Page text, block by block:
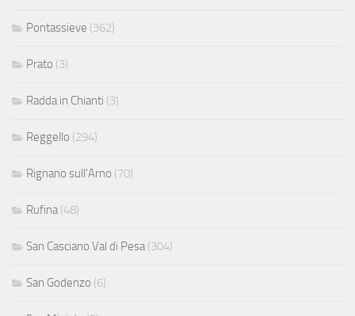
Pontassieve (362)
Prato (3)
Radda in Chianti (3)
Reggello (294)
Rignano sull'Arno (70)
Rufina(48)
San Casciano Val di Pesa(304)
San Godenzo (6)